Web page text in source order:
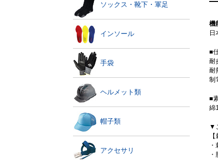
ソックス・靴下・軍足
インソール
手袋
ヘルメット類
帽子類
アクセサリ
機
■
耐
耐
制
■
綿
▼